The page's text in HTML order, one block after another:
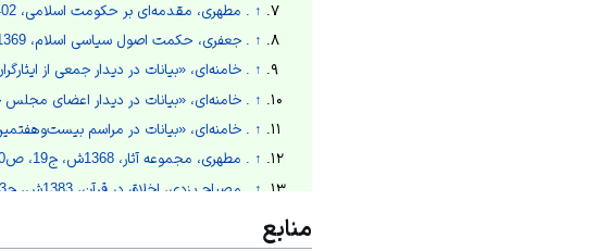
↑
. مطهری، مقدمه‌ای بر حکومت اسلامی، 1402ش، ص106.
↑ . جعفری، حکمت اصول سیاسی اسلام، 1369ش، ص134.
↑ . خامنه‌ای، «بیانات در دیدار جمعی از ایثارگران دوران دفاع مقدس»، پایگاه
↑
. خامنه‌ای، «بیانات در دیدار اعضای مجلس خبرگان رهبری»، پایگاه اطلاع‌رسانی دفتر
↑ . خامنه‌ای، «بیانات در مراسم بیست‌وهفتمین سالگرد ارتحال حضرت امام
↑ . مطهری، مجموعه آثار، 1368ش، ج19، ص660.
↑
. مصباح یزدی، اخلاق در قرآن، 1383ش، ج3، ص121.
↑ . خامنه‌ای، «نطق در مجلس شورای اسلامی در جلسه بررسی کفایت سیاسی
منابع